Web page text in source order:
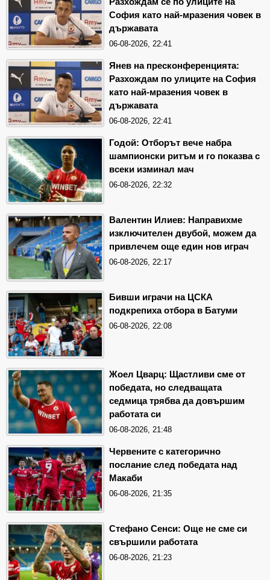
София като най-мразения човек в
държавата
06-08-2026, 22:41
Янев на пресконференцията:
Разхождам по улиците на София
като най-мразения човек в
държавата
06-08-2026, 22:41
Годой: Отборът вече набра
шампионски ритъм и го показва с
всеки изминал мач
06-08-2026, 22:32
Валентин Илиев: Направихме
изключителен двубой, можем да
привлечем още един нов играч
06-08-2026, 22:17
Бивши играчи на ЦСКА
подкрепиха отбора в Батуми
06-08-2026, 22:08
Жоел Цварц: Щастливи сме от
победата, но следващата
седмица трябва да довършим
работата си
06-08-2026, 21:48
Червените с категорично
послание след победата над
Макаби
06-08-2026, 21:35
Стефано Сенси: Още не сме си
свършили работата
06-08-2026, 21:23